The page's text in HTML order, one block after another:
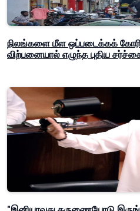
நிலங்களை மீள ஒப்படைக்கக்
விற்பனையால் எழுந்த புதிய